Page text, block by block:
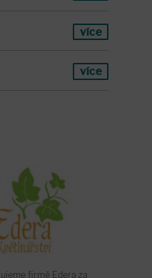
více
více
firmě Edera za